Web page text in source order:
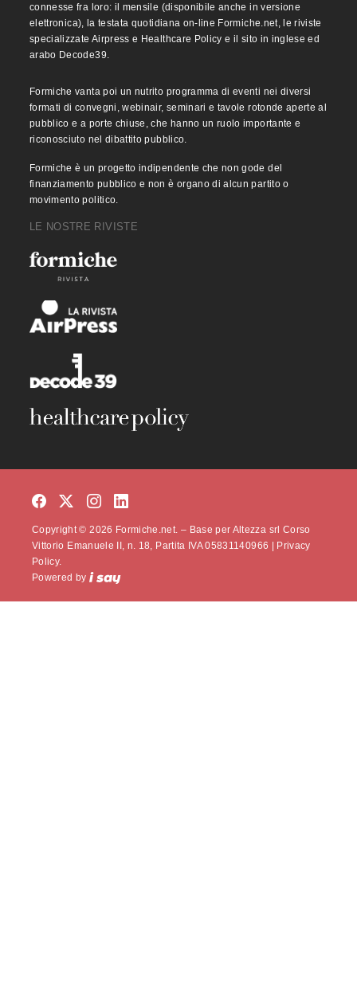
connesse fra loro: il mensile (disponibile anche in versione
elettronica), la testata quotidiana on-line Formiche.net, le riviste
specializzate Airpress e Healthcare Policy e il sito in inglese ed
arabo Decode39.
Formiche vanta poi un nutrito programma di eventi nei diversi
formati di convegni, webinair, seminari e tavole rotonde aperte al
pubblico e a porte chiuse, che hanno un ruolo importante e
riconosciuto nel dibattito pubblico.
Formiche è un progetto indipendente che non gode del
finanziamento pubblico e non è organo di alcun partito o
movimento politico.
LE NOSTRE RIVISTE
Copyright © 2026 Formiche.net. – Base per Altezza srl Corso
Vittorio Emanuele II, n. 18, Partita IVA 05831140966 | Privacy
Policy.
Powered by